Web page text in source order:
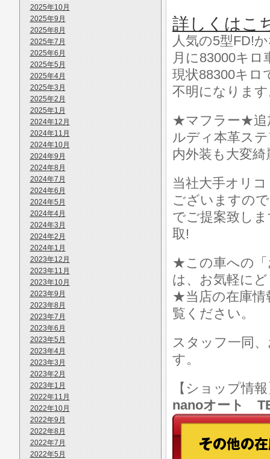
2025年10月
2025年9月
2025年8月
2025年7月
2025年6月
2025年5月
2025年4月
2025年3月
2025年2月
2025年1月
2024年12月
2024年11月
2024年10月
2024年9月
2024年8月
2024年7月
2024年6月
2024年5月
2024年4月
2024年3月
2024年2月
2024年1月
2023年12月
2023年11月
2023年10月
2023年9月
2023年8月
2023年7月
2023年6月
2023年5月
2023年4月
2023年3月
2023年2月
2023年1月
2022年11月
2022年10月
2022年9月
2022年8月
2022年7月
2022年5月
詳しくはこ
人気の5型FD!
月に83000キロ
現状88300キロ
不明になりま
★マフラー★追
ルディ本革ス
内外装も大変
当社大手オリ
ございますの
でご提案致し
取!
★この車への「
は、お気軽に
★当店の在庫情
覧ください。
スタッフ一同
す。
【ショップ情
nanoオート